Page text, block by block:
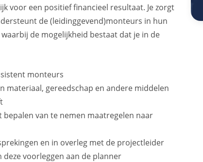
voor een positief financieel resultaat. Je zorgt
de (leidinggevend)monteurs in hun
de mogelijkheid bestaat dat je in de
monteurs
materiaal, gereedschap en andere middelen
van te nemen maatregelen naar
en in overleg met de projectleider
voorleggen aan de planner